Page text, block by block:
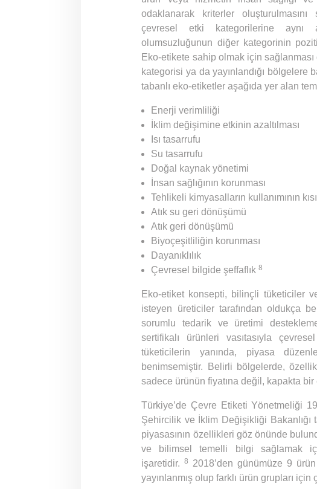
odaklanarak kriterler
çevresel etki kategorilerine aynı
olumsuzluğunun diğer kategorinin
Eko-etikete sahip olmak için
kategorisi ya da yayınlandığı bölgelere
tabanlı eko-etiketler aşağıda yer alan
Enerji verimliliği
İklim değişimine etkinin azaltılması
Isı tasarrufu
Su tasarrufu
Doğal kaynak yönetimi
İnsan sağlığının korunması
Tehlikeli kimyasalların kullanımının
Atık su geri dönüşümü
Atık geri dönüşümü
Biyoçeşitliliğin korunması
Dayanıklılık
Çevresel bilgide şeffaflık8
Eko-etiket konsepti, bilinçli tüketiciler
isteyen üreticiler tarafından oldukça
sorumlu tedarik ve üretimi
sertifikalı ürünleri vasıtasıyla
tüketicilerin yanında, piyasa
benimsemiştir. Belirli bölgelerde,
sadece ürünün fiyatına değil, kapakta bir
Türkiye’de Çevre Etiketi Yönetmeliği
Şehircilik ve İklim Değişikliği Bakanlığı
piyasasının özellikleri göz önünde
ve bilimsel temelli bilgi sağlamak
işaretidir.8
2018’den günümüze 9
yayınlanmış olup farklı ürün grupları